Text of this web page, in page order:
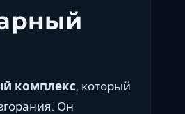
комплекс, который
Он